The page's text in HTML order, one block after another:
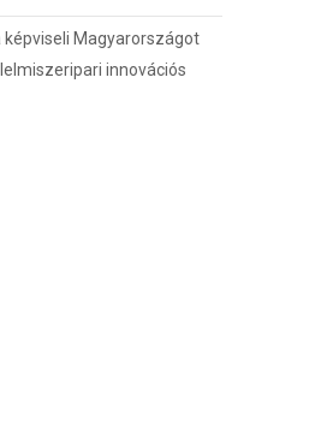
képviseli Magyarországot
innovációs